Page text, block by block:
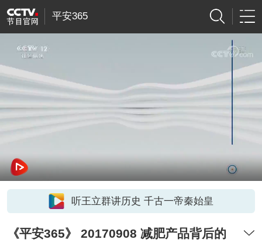
平安365
听王立群讲历史 千古一帝秦始皇
《平安365》 20170908 减肥产品背后的